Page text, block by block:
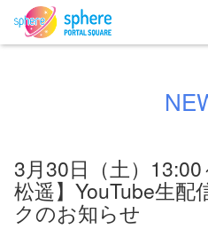
3月30日（土）
松遥】YouTube生配
クのお知らせ